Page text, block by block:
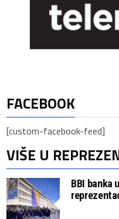
FACEBOOK
[custom-facebook-feed]
VIŠE U
BBI banka